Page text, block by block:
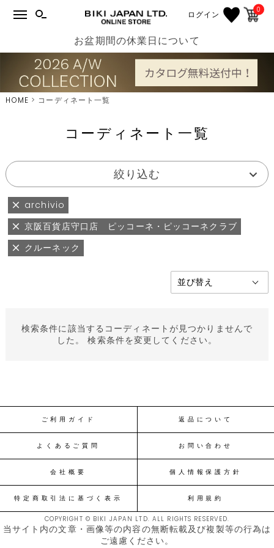
ログイン 0
お盆期間の休業日について
HOME コーディネート一覧
コーディネート一覧
絞り込む
archivio
京阪百貨店守口店 ピッコーネ・ピッコーネクラブ
クルーネック
検索条件に該当するコーディネートが見つかりませんで
した。 検索条件を変更してください。
ご利用ガイド 返品について
よくあるご質問 お問い合わせ
会社概要 個人情報保護方針
特定商取引法に基づく表示 利用規約
COPYRIGHT © BIKI JAPAN LTD. ALL RIGHTS RESERVED.
当サイト内の文章・画像等の内容の無断転載及び複製等の行為は
ご遠慮ください。